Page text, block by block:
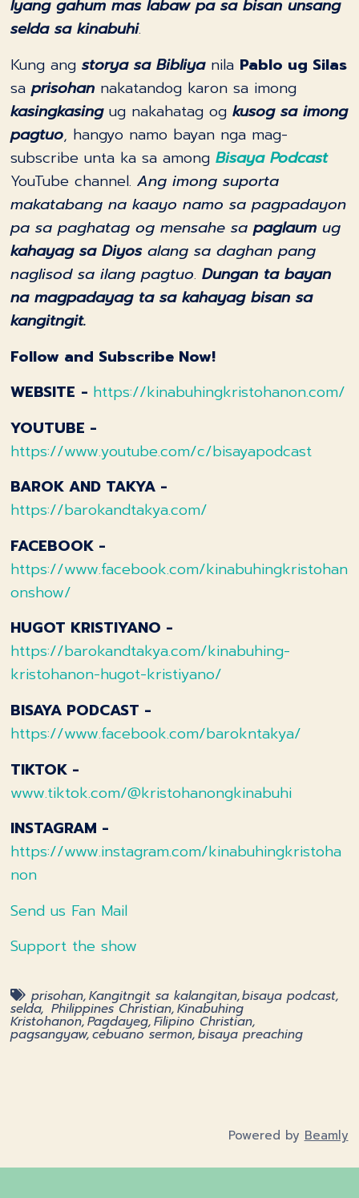
Iyang gahum mas labaw pa sa bisan unsang
selda sa kinabuhi.
Kung angstorya sa Bibliyanila Pablo ug Silas
saprisohan nakatandog karon sa imong
kasingkasingug nakahatag ogkusog sa imong
pagtuo, hangyo namo bayan nga mag-
subscribe unta ka sa amongBisaya Podcast
YouTube channel.Ang imong suporta
makatabang na kaayo namo sa pagpadayon
pa sa paghatag og mensahe sapaglaum ug
kahayag sa Diyosalang sa daghan pang
naglisod sa ilang pagtuo.Dungan ta bayan
na magpadayag ta sa kahayag bisan sa
kangitngit.
Follow and Subscribe Now!
WEBSITE - https://kinabuhingkristohanon.com/
YOUTUBE -
https://www.youtube.com/c/bisayapodcast
BAROK AND TAKYA -
https://barokandtakya.com/
FACEBOOK -
https://www.facebook.com/kinabuhingkristohan
onshow/
HUGOT KRISTIYANO -
https://barokandtakya.com/kinabuhing-
kristohanon-hugot-kristiyano/
BISAYA PODCAST -
https://www.facebook.com/barokntakya/
TIKTOK -
www.tiktok.com/@kristohanongkinabuhi
INSTAGRAM -
https://www.instagram.com/kinabuhingkristoha
non
Send us Fan Mail
Support the show
prisohan,Kangitngit sa kalangitan,bisaya podcast,
selda, Philippines Christian,Kinabuhing
Kristohanon,Pagdayeg,Filipino Christian,
pagsangyaw,cebuano sermon,bisaya preaching
Powered by Beamly